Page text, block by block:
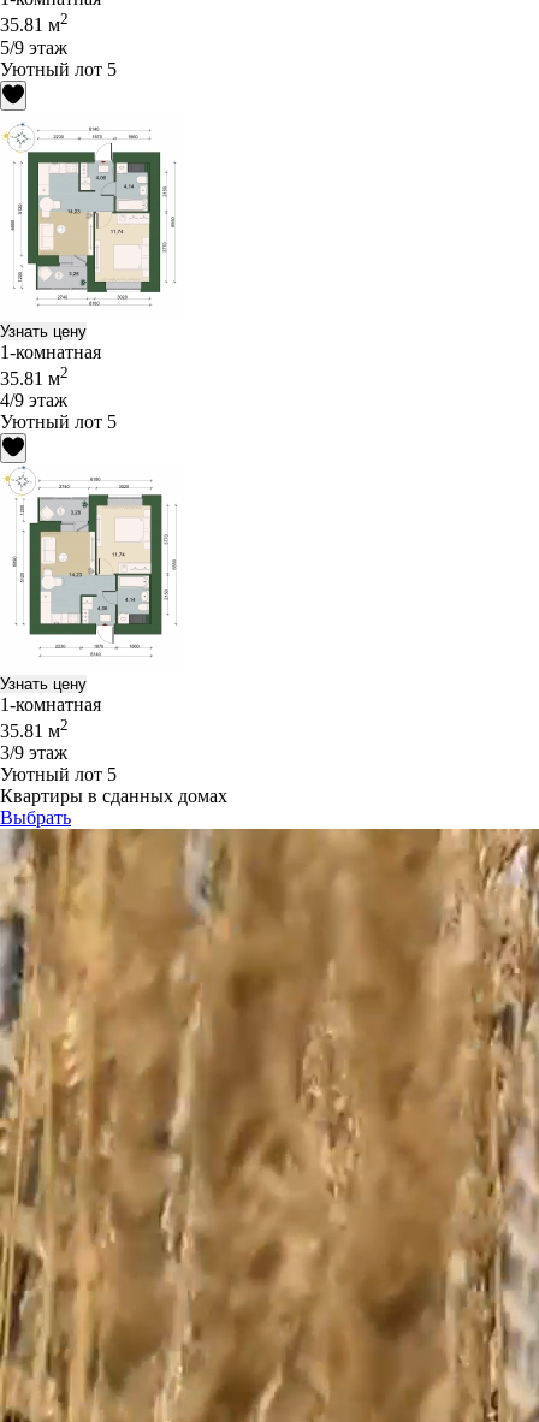
35.81 м2
5/9 этаж
Уютный лот 5
Узнать цену
1-комнатная
35.81 м2
4/9 этаж
Уютный лот 5
Узнать цену
1-комнатная
35.81 м2
3/9 этаж
Уютный лот 5
Квартиры в сданных домах
Выбрать